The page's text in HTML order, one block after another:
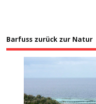
Barfuss zurück zur Natur